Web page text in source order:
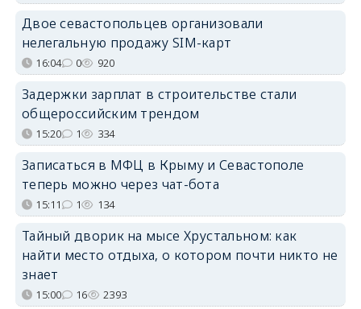
Двое севастопольцев организовали
нелегальную продажу SIM-карт
16:04 0 920
Задержки зарплат в строительстве стали
общероссийским трендом
15:20 1 334
Записаться в МФЦ в Крыму и Севастополе
теперь можно через чат-бота
15:11 1 134
Тайный дворик на мысе Хрустальном: как
найти место отдыха, о котором почти никто не
знает
15:00 16 2393